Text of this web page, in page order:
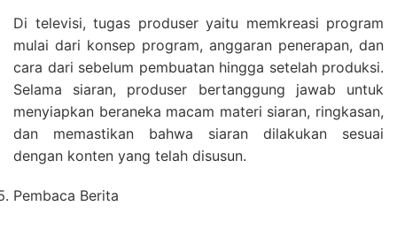
Di televisi, tugas produser yaitu memkreasi program
mulai dari konsep program, anggaran penerapan, dan
cara dari sebelum pembuatan hingga setelah produksi.
Selama siaran, produser bertanggung jawab untuk
menyiapkan beraneka macam materi siaran, ringkasan,
dan memastikan bahwa siaran dilakukan sesuai
dengan konten yang telah disusun.
Pembaca Berita